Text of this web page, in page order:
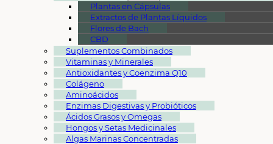
Plantas en Cápsulas
Extractos de Plantas Líquidos
Flores de Bach
CBD
Suplementos Combinados
Vitaminas y Minerales
Antioxidantes y Coenzima Q10
Colágeno
Aminoácidos
Enzimas Digestivas y Probióticos
Ácidos Grasos y Omegas
Hongos y Setas Medicinales
Algas Marinas Concentradas